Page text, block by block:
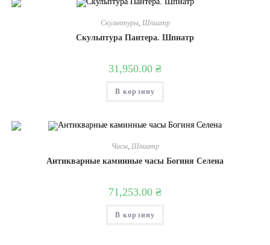
Скульптуры, Шпиатр
Скульптура Пантера. Шпиатр
31,950.00 ₴
В корзину
Часы, Шпиатр
Антикварные каминные часы Богиня Селена
71,253.00 ₴
В корзину